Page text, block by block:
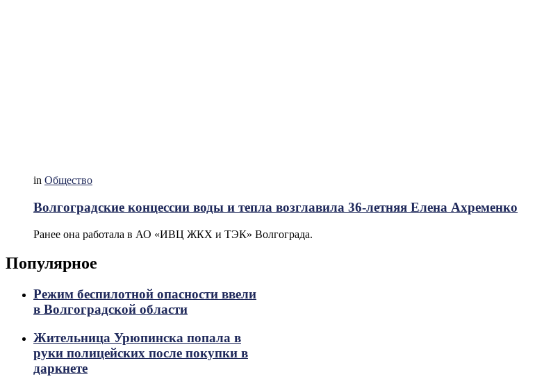
in Общество
Волгоградские концессии воды и тепла возглавила 36-летняя Елена Ахременко
Ранее она работала в АО «ИВЦ ЖКХ и ТЭК» Волгограда.
Популярное
Режим беспилотной опасности ввели
в Волгоградской области
Жительница Урюпинска попала в
руки полицейских после покупки в
даркнете